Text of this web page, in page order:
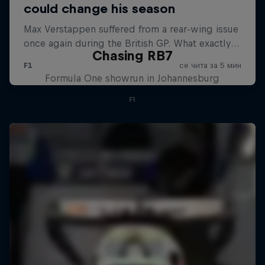
Chasing RB7
Formula One showrun in Johannesburg
F1